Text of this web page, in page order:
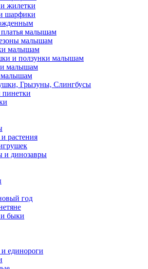
жилетки
шарфики
малышам
малышам
малышам
и ползунки малышам
малышам
Грызуны, Слингбусы
растения
и динозавры
год
быки
единороги